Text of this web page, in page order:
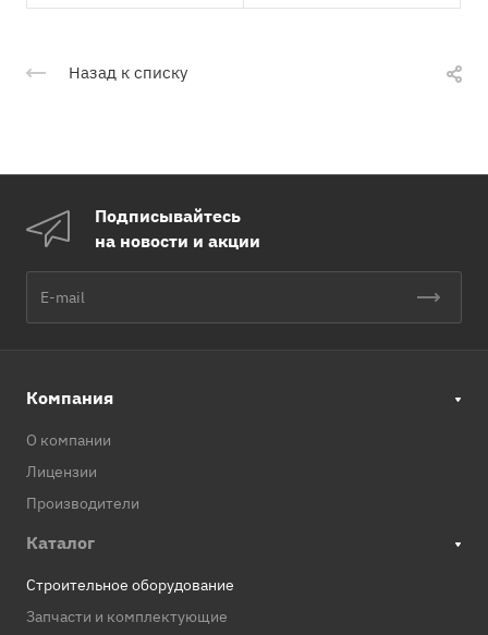
Назад к списку
Подписывайтесь
на новости и акции
Компания
О компании
Лицензии
Производители
Каталог
Строительное оборудование
Запчасти и комплектующие